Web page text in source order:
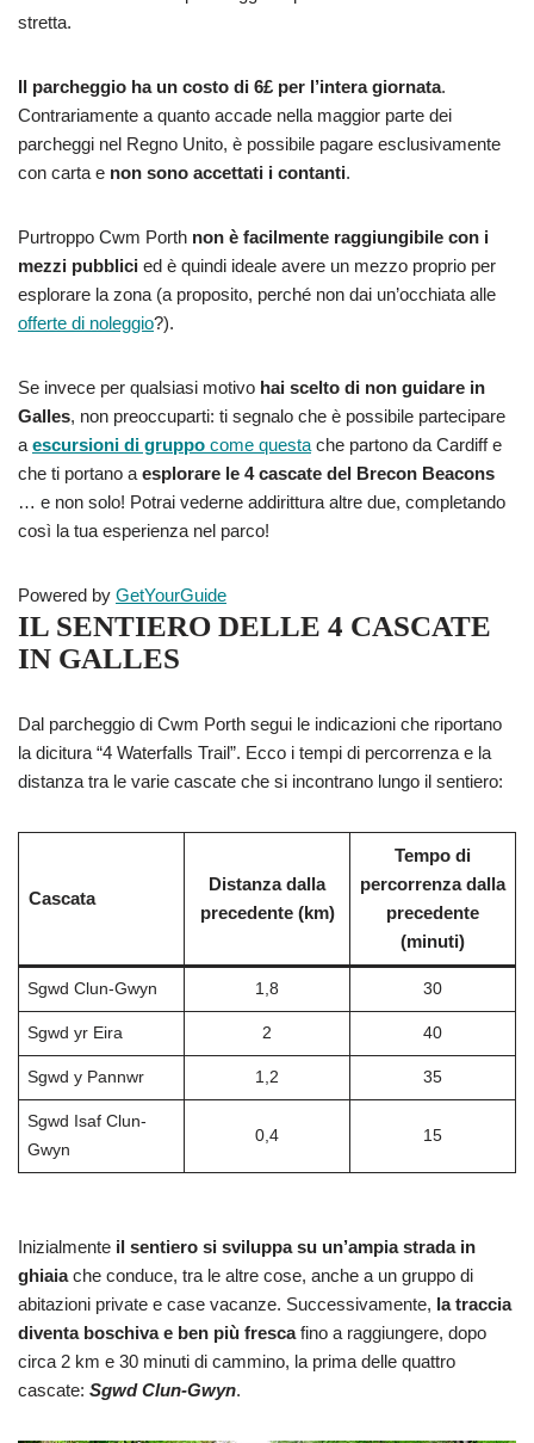
stretta.
Il parcheggio ha un costo di 6£ per l’intera giornata.
Contrariamente a quanto accade nella maggior parte dei
parcheggi nel Regno Unito, è possibile pagare esclusivamente
con carta e non sono accettati i contanti.
Purtroppo Cwm Porth non è facilmente raggiungibile con i
mezzi pubblici ed è quindi ideale avere un mezzo proprio per
esplorare la zona (a proposito, perché non dai un’occhiata alle
offerte di noleggio?).
Se invece per qualsiasi motivo hai scelto di non guidare in
Galles, non preoccuparti: ti segnalo che è possibile partecipare
a escursioni di gruppo come questa che partono da Cardiff e
che ti portano a esplorare le 4 cascate del Brecon Beacons
… e non solo! Potrai vederne addirittura altre due, completando
così la tua esperienza nel parco!
Powered by GetYourGuide
IL SENTIERO DELLE 4 CASCATE
IN GALLES
Dal parcheggio di Cwm Porth segui le indicazioni che riportano
la dicitura “4 Waterfalls Trail”. Ecco i tempi di percorrenza e la
distanza tra le varie cascate che si incontrano lungo il sentiero:
Cascata
Distanza dalla
precedente (km)
Tempo di
percorrenza dalla
precedente
(minuti)
Sgwd Clun-Gwyn 1,8 30
Sgwd yr Eira 2 40
Sgwd y Pannwr 1,2 35
Sgwd Isaf Clun-
Gwyn
0,4 15
Inizialmente il sentiero si sviluppa su un’ampia strada in
ghiaiache conduce, tra le altre cose, anche a un gruppo di
abitazioni private e case vacanze. Successivamente, la traccia
diventa boschiva e ben più frescafino a raggiungere, dopo
circa 2 km e 30 minuti di cammino, la prima delle quattro
cascate: Sgwd Clun-Gwyn.